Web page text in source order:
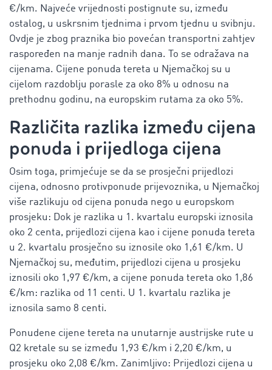
€/km. Najveće vrijednosti postignute su, između
ostalog, u uskrsnim tjednima i prvom tjednu u svibnju.
Ovdje je zbog praznika bio povećan transportni zahtjev
raspoređen na manje radnih dana. To se odražava na
cijenama. Cijene ponuda tereta u Njemačkoj su u
cijelom razdoblju porasle za oko 8% u odnosu na
prethodnu godinu, na europskim rutama za oko 5%.
Različita razlika između cijena
ponuda i prijedloga cijena
Osim toga, primjećuje se da se prosječni prijedlozi
cijena, odnosno protivponude prijevoznika, u Njemačkoj
više razlikuju od cijena ponuda nego u europskom
prosjeku: Dok je razlika u 1. kvartalu europski iznosila
oko 2 centa, prijedlozi cijena kao i cijene ponuda tereta
u 2. kvartalu prosječno su iznosile oko 1,61 €/km. U
Njemačkoj su, međutim, prijedlozi cijena u prosjeku
iznosili oko 1,97 €/km, a cijene ponuda tereta oko 1,86
€/km: razlika od 11 centi. U 1. kvartalu razlika je
iznosila samo 8 centi.
Ponudene cijene tereta na unutarnje austrijske rute u
Q2 kretale su se između 1,93 €/km i 2,20 €/km, u
prosjeku oko 2,08 €/km. Zanimljivo: Prijedlozi cijena u